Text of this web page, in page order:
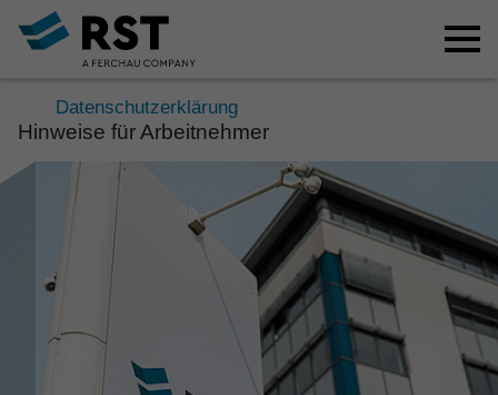
Datenschutzerklärung
Hinweise für Arbeit­nehmer